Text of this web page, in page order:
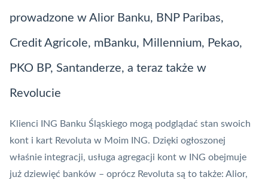
prowadzone w Alior Banku, BNP Paribas,
Credit Agricole, mBanku, Millennium, Pekao,
PKO BP, Santanderze, a teraz także w
Revolucie
Klienci ING Banku Śląskiego mogą podglądać stan swoich
kont i kart Revoluta w Moim ING. Dzięki ogłoszonej
właśnie integracji, usługa agregacji kont w ING obejmuje
już dziewięć banków – oprócz Revoluta są to także: Alior,